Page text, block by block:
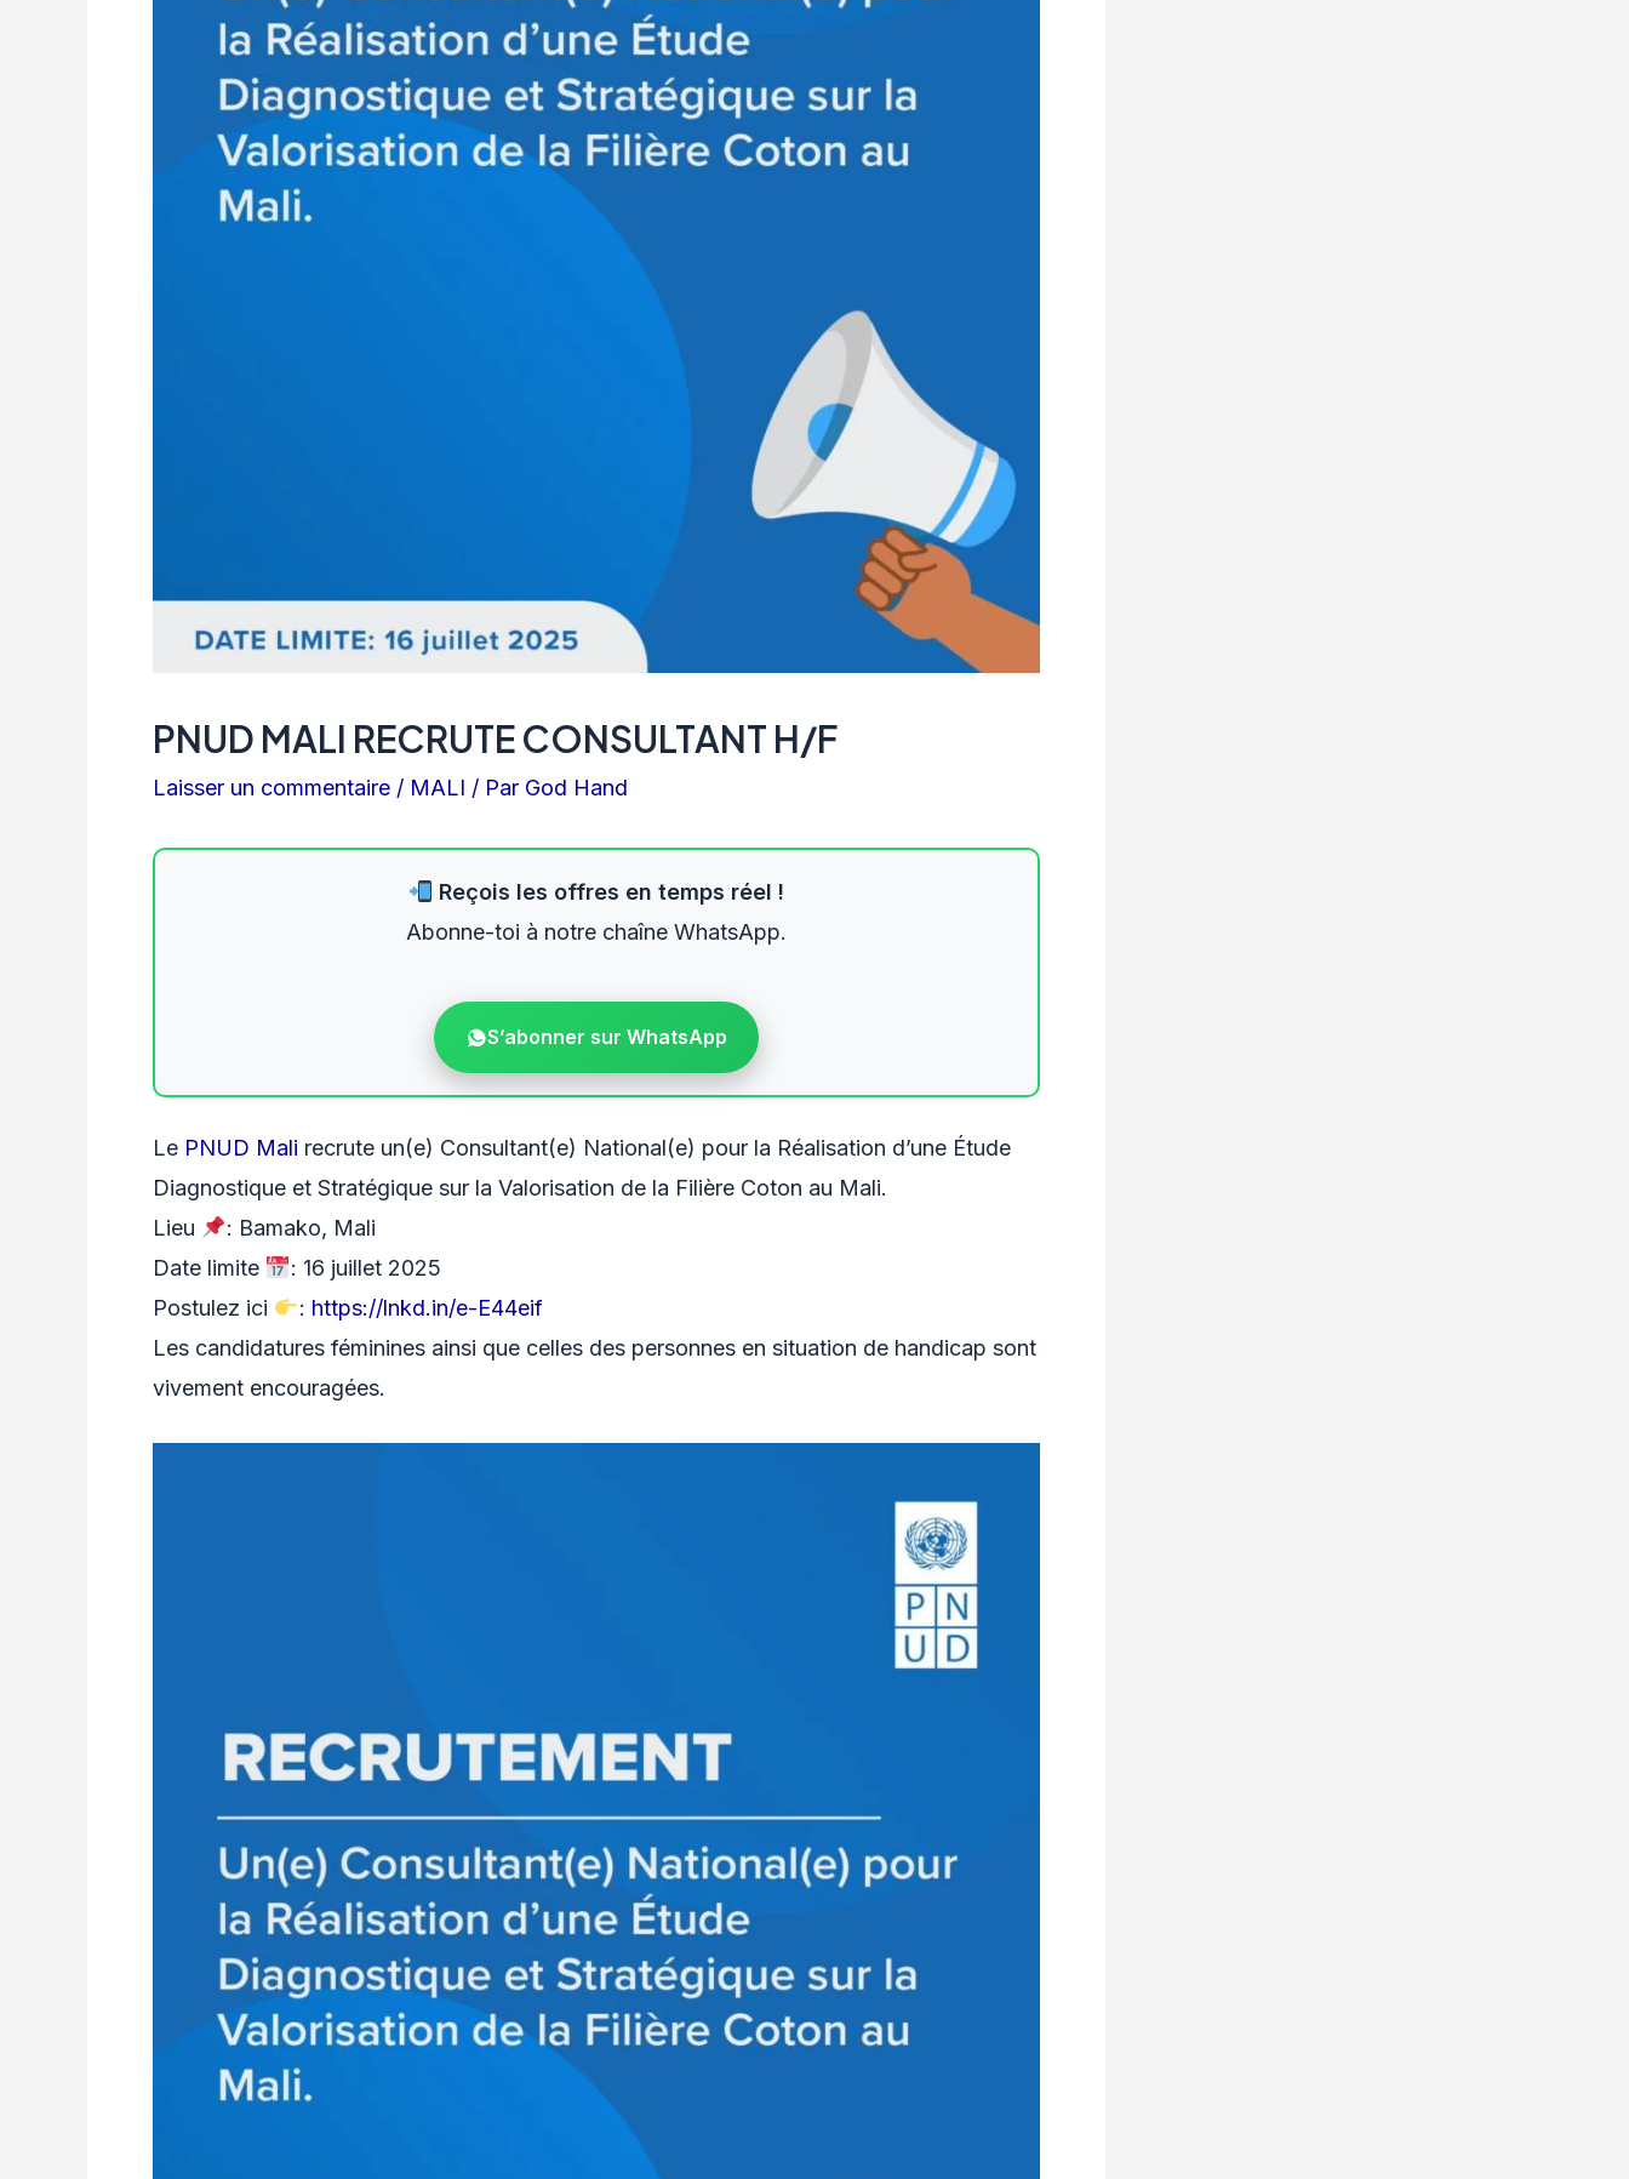
PNUD MALI RECRUTE CONSULTANT H/F
Laisser un commentaire / MALI / Par God Hand
Reçois les offres en temps réel !
Abonne-toi à notre chaîne WhatsApp.
S’abonner sur WhatsApp
Le PNUD Mali recrute un(e) Consultant(e) National(e) pour la Réalisation d’une Étude
Diagnostique et Stratégique sur la Valorisation de la Filière Coton au Mali.
Lieu
: Bamako, Mali
Date limite
: 16 juillet 2025
Postulez ici
: https://lnkd.in/e-E44eif
Les candidatures féminines ainsi que celles des personnes en situation de handicap sont
vivement encouragées.